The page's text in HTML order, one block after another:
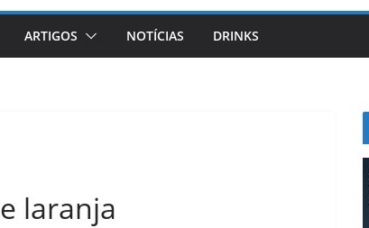
ARTIGOS NOTÍCIAS DRINKS
laranja